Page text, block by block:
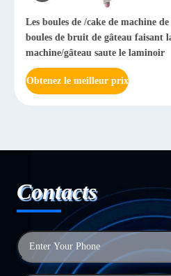
Les boules de /cake de machine de
boules de bruit de gâteau faisant la
machine/gâteau saute le laminoir
Obtenez le meilleur prix
Contacts